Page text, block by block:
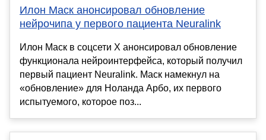
Илон Маск анонсировал обновление
нейрочипа у первого пациента Neuralink
Илон Маск в соцсети Х анонсировал обновление
функционала нейроинтерфейса, который получил
первый пациент Neuralink. Маск намекнул на
«обновление» для Ноланда Арбо, их первого
испытуемого, которое поз...